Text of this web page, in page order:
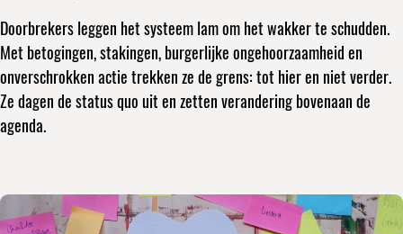
Doorbrekers leggen het systeem lam om het wakker te schudden.
Met betogingen, stakingen, burgerlijke ongehoorzaamheid en
onverschrokken actie trekken ze de grens: tot hier en niet verder.
Ze dagen de status quo uit en zetten verandering bovenaan de
agenda.